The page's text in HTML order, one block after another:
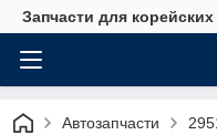
Запчасти для
Автозапчасти